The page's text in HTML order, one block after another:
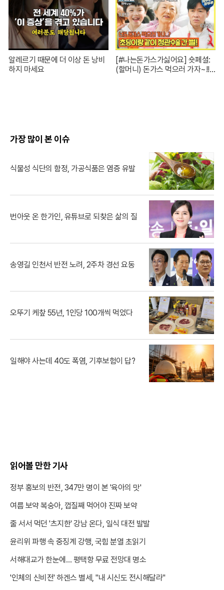
알레르기 때문에 더 이상 돈 낭비
하지 마세요
[#나는돈가스가싫어요] 숏페셜:
(할머니) 돈가스 먹으러 가자~!!
가장 많이 본 이슈
식물성 식단의 함정, 가공식품은 염증 유발
번아웃 온 한가인, 유튜브로 되찾은 삶의 질
송영길 인천서 반전 노려, 2주차 경선 요동
오뚜기 케챂 55년, 1인당 100개씩 먹었다
일해야 사는데 40도 폭염, 기후보험이 답?
읽어볼 만한 기사
정부 홍보의 반전, 347만 명이 본 '육아의 맛'
여름 보약 복숭아, 껍질째 먹어야 진짜 보약
줄 서서 먹던 '츠지한' 강남 온다, 일식 대전 발발
윤리위 파행 속 중징계 강행, 국힘 분열 초읽기
서해대교가 한눈에… 평택항 무료 전망대 명소
'인체의 신비전' 하겐스 별세, "내 시신도 전시해달라"